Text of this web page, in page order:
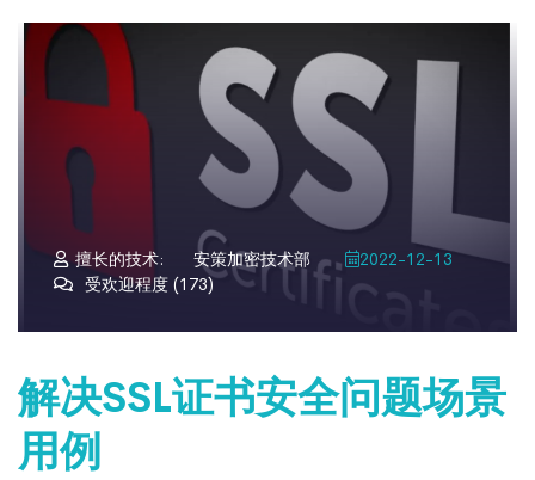
擅长的技术: 安策加密技术部
2022-12-13
受欢迎程度 (173)
解决SSL证书安全问题场景
用例